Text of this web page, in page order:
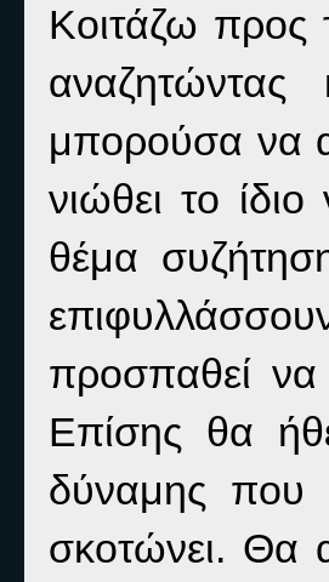
Κοιτάζω προς
μπορούσα να
νιώθει το
θέμα
προσπαθεί να
Επίσης θα
δύναμης που
σκοτώνει. Θα